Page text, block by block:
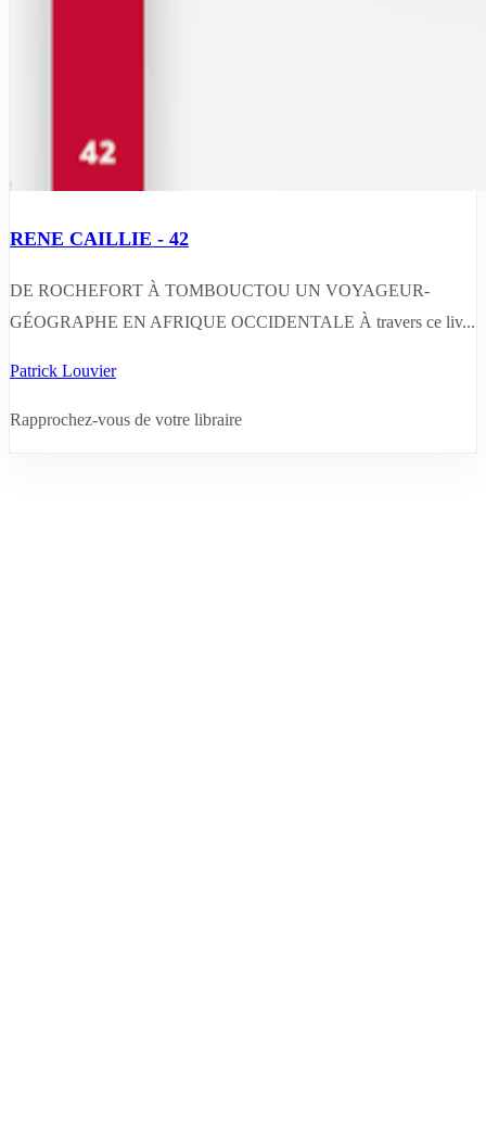
RENE CAILLIE - 42
DE ROCHEFORT À TOMBOUCTOU UN VOYAGEUR-
GÉOGRAPHE EN AFRIQUE OCCIDENTALE À travers ce liv...
Patrick Louvier
Rapprochez-vous de votre libraire